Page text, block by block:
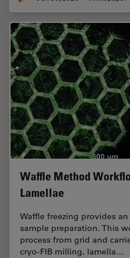
Waffle Method
Lamellae
Waffle freezing provides
sample preparation. This
process from grid and
cryo-FIB milling, lamella…